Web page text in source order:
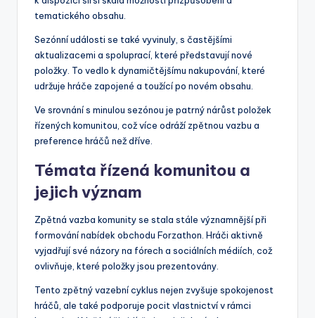
tematického obsahu.
Sezónní události se také vyvinuly, s častějšími
aktualizacemi a spoluprací, které představují nové
položky. To vedlo k dynamičtějšímu nakupování, které
udržuje hráče zapojené a toužící po novém obsahu.
Ve srovnání s minulou sezónou je patrný nárůst položek
řízených komunitou, což více odráží zpětnou vazbu a
preference hráčů než dříve.
Témata řízená komunitou a
jejich význam
Zpětná vazba komunity se stala stále významnější při
formování nabídek obchodu Forzathon. Hráči aktivně
vyjadřují své názory na fórech a sociálních médiích, což
ovlivňuje, které položky jsou prezentovány.
Tento zpětný vazební cyklus nejen zvyšuje spokojenost
hráčů, ale také podporuje pocit vlastnictví v rámci